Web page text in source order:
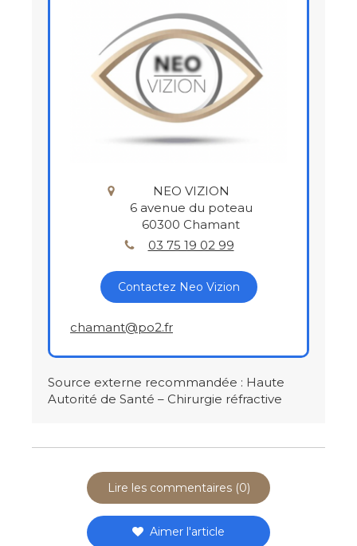
NEO VIZION
6 avenue du poteau
60300 Chamant
03 75 19 02 99
Contactez Neo Vizion
chamant@po2.fr
Source externe recommandée : Haute
Autorité de Santé – Chirurgie réfractive
Lire les commentaires (0)
Aimer l'article